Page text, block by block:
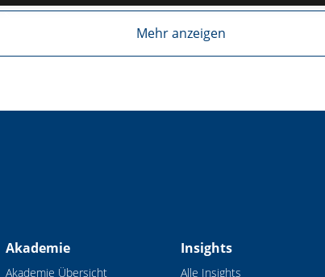
Mehr anzeigen
Akademie
Akademie Übersicht
Insights
Alle Insights